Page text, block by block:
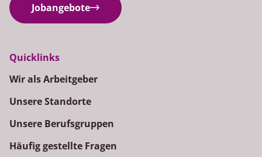
Jobangebote
Quicklinks
Wir als Arbeitgeber
Unsere Standorte
Unsere Berufsgruppen
Häufig gestellte Fragen